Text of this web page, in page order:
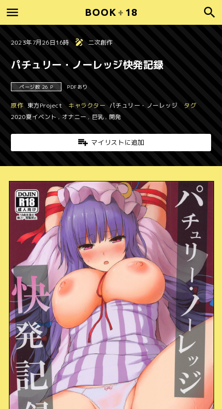
BOOK + 18
2023年7月26日16時 二次創作
パチュリー・ノーレッジ快発記録
ページ数 26 P PDFあり
原作 東方Project キャラクター パチュリー・ノーレッジ
タグ
2020夏イベント , オナニー , 巨乳 , 開発
マイリストに追加